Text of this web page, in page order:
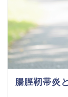
腸脛靭帯炎